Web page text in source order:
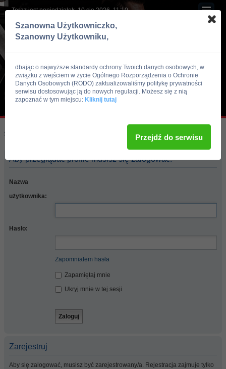
Teraz jest poniedziałek, 10 sie 2026, 11:10
Skocz do:
Aby przeglądać profile musisz się zalogować.
Nazwa
użytkownika:
Hasło:
Zapomniałem hasła
Zapamiętaj mnie
Ukryj mnie w tej sesji
Zarejestruj
Aby się zalogować, musisz być zarejestrowany/a. Rejestracja zajmuje tylko
Szanowna Użytkowniczko,
Szanowny Użytkowniku,
dbając o najwyższe standardy ochrony Twoich danych osobowych, w
związku z wejściem w życie Ogólnego Rozporządzenia o Ochronie
Danych Osobowych (RODO) zaktualizowaliśmy politykę prywatności
serwisu dostosowując ją do nowych regulacji. Możesz się z nią
zapoznać w tym miejscu: Kliknij tutaj
Przejdź do serwisu